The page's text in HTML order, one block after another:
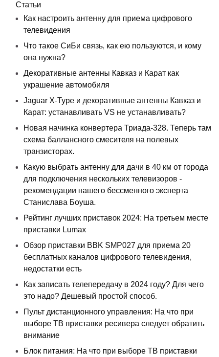
Статьи
Как настроить антенну для приема цифрового
телевидения
Что такое СиБи связь, как ею пользуются, и кому
она нужна?
Декоративные антенны Кавказ и Карат как
украшение автомобиля
Jaguar X-Type и декоративные антенны Кавказ и
Карат: устанавливать VS не устанавливать?
Новая начинка конвертера Триада-328. Теперь там
схема баллансного смесителя на полевых
транзисторах.
Какую выбрать антенну для дачи в 40 км от города
для подключения нескольких телевизоров -
рекомендации нашего бессменного эксперта
Станислава Боуша.
Рейтинг лучших приставок 2024: На третьем месте
приставки Lumax
Обзор приставки BBK SMP027 для приема 20
бесплатных каналов цифрового телевидения,
недостатки есть
Как записать телепередачу в 2024 году? Для чего
это надо? Дешевый простой способ.
Пульт дистанционного управления: На что при
выборе ТВ приставки ресивера следует обратить
внимание
Блок питания: На что при выборе ТВ приставки